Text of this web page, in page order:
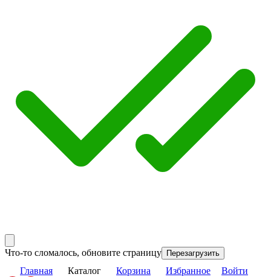
Что-то сломалось, обновите страницу Перезагрузить
Главная Каталог Корзина Избранное Войти